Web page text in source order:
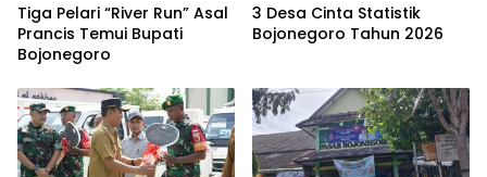
Tiga Pelari “River Run” Asal
Prancis Temui Bupati
Bojonegoro
3 Desa Cinta Statistik
Bojonegoro Tahun 2026